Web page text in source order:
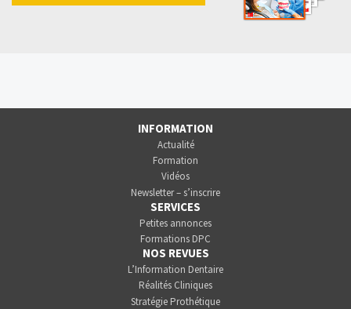
INFORMATION
Actualité
Formation
Vidéos
Newsletter – s’inscrire
SERVICES
Petites annonces
Formations DPC
NOS REVUES
L’Information Dentaire
Réalités Cliniques
Stratégie Prothétique